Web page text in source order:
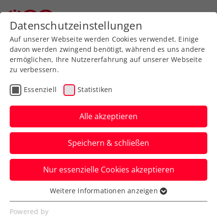
Zurück zur Newsübersicht
WTA
ITF wählt Lilli Tagger in
die „Class of 2025“
Die ITF zeichnet damit Talente aus, denen
große Erfolge prognostiziert werden.
Verfasst von: Redaktion, 10.12.2025
Datenschutzeinstellungen
Auf unserer Webseite werden Cookies verwendet. Einige
davon werden zwingend benötigt, während es uns andere
ermöglichen, Ihre Nutzererfahrung auf unserer Webseite
zu verbessern.
Essenziell Statistiken
Alle akzeptieren
Speichern & schließen
Nur essenzielle Cookies akzeptieren
Essenziell
Essenzielle Cookies werden für grundlegende
Weitere Informationen anzeigen
Powered by